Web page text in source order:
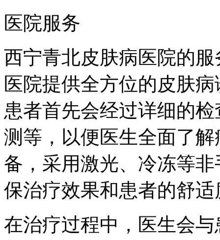
医院服务
西宁青北皮肤病医院的
医院提供全方位的皮肤
患者首先会经过详细的
测等，以便医生全面了
备，采用激光、冷冻等
保治疗效果和患者的舒适
在治疗过程中，医生会